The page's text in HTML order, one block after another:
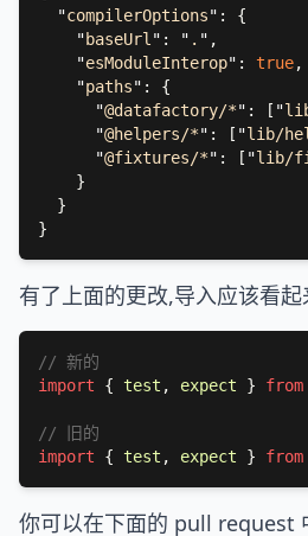
"compilerOptions"
"baseUrl " : " . "
"esModuleInterop" : true
"paths"
"@datafactory/*" : [ "
"@helpers/*" : [ "lib/
"@fixtures/*" : [ "lib/
有了上面的更改,导入应该看
import { test , expect } from
import { test , expect } from
你可以在下面的 pull request